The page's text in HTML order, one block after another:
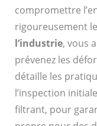
compromettre
rigoureusement
l’industrie, vous
prévenez les
détaille les
l’inspection
filtrant, pour